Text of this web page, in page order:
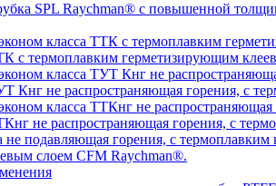
SPL Raychman® с повышенной
с термоплавким герметизирующим
Кнг не распространяющая горения, с
не распространяющая горения, с
слоем CFM Raychman®.